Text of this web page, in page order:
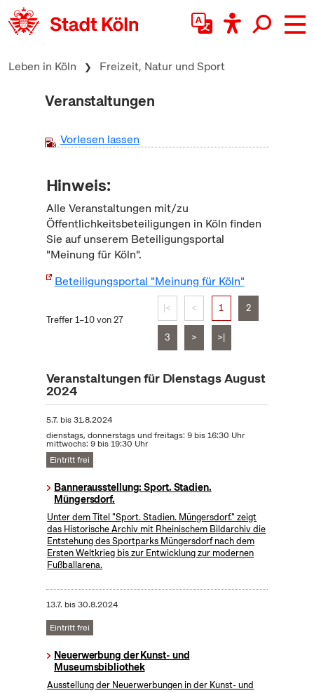
zum Inhalt springen
Leben in Köln Freizeit, Natur und Sport
Veranstaltungen
Vorlesen lassen
Hinweis:
Alle Veranstaltungen mit/zu
Öffentlichkeitsbeteiligungen in Köln finden
Sie auf unserem Beteiligungsportal
"Meinung für Köln".
Beteiligungsportal "Meinung für Köln"
Treffer 1–10 von 27
|< < 1 2
3 > >|
Veranstaltungen für Dienstags August
2024
5.7. bis31.8.2024
dienstags, donnerstags und freitags: 9 bis 16:30 Uhr
mittwochs: 9 bis 19:30 Uhr
Eintritt frei
Bannerausstellung: Sport. Stadien.
Müngersdorf.
Unter dem Titel "Sport. Stadien. Müngersdorf." zeigt
das Historische Archiv mit Rheinischem Bildarchiv die
Entstehung des Sportparks Müngersdorf nach dem
Ersten Weltkrieg bis zur Entwicklung zur modernen
Fußballarena.
13.7. bis30.8.2024
Eintritt frei
Neuerwerbung der Kunst- und
Museumsbibliothek
Ausstellung der Neuerwerbungen in der Kunst- und